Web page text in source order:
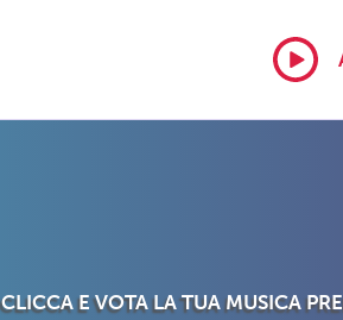
CLICCA E VOTA LA TUA MUSICA